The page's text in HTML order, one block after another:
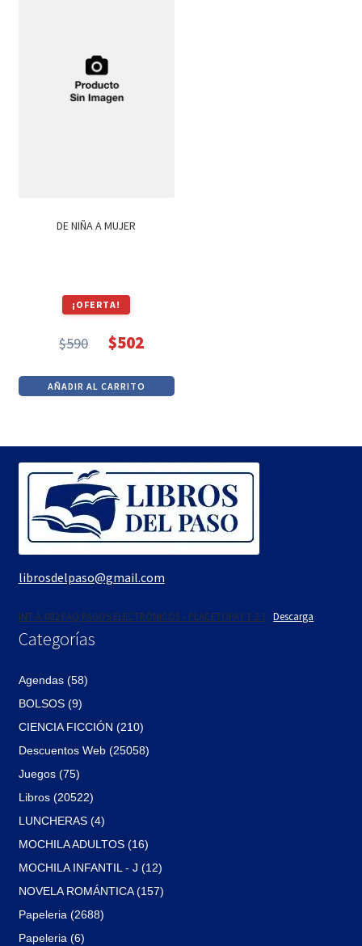
DE NIÑA A MUJER
¡OFERTA!
$590
precio
original
$502
precio
actual
AÑADIR AL CARRITO
librosdelpaso@gmail.com
INT-A-002 FAQ PAGOS ELECTRÓNICOS - PLACETOPAY 1 2 1 Descarga
Categorías
Agendas (58)
BOLSOS (9)
CIENCIA FICCIÓN (210)
Descuentos Web (25058)
Juegos (75)
Libros (20522)
LUNCHERAS (4)
MOCHILA ADULTOS (16)
MOCHILA INFANTIL - J (12)
NOVELA ROMÁNTICA (157)
Papeleria (2688)
Papeleria (6)